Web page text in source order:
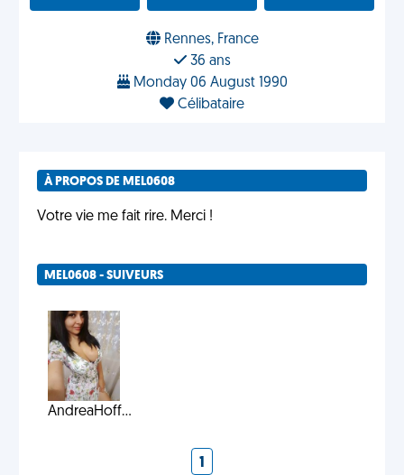
Rennes, France
36 ans
Monday 06 August 1990
Célibataire
À PROPOS DE MEL0608
Votre vie me fait rire. Merci !
MEL0608 - SUIVEURS
AndreaHoff...
1